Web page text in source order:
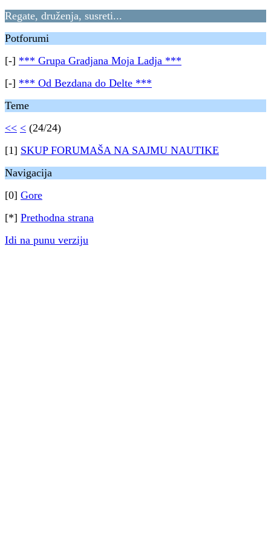
Regate, druženja, susreti...
Potforumi
[-] *** Grupa Gradjana Moja Ladja ***
[-] *** Od Bezdana do Delte ***
Teme
<< < (24/24)
[1] SKUP FORUMAŠA NA SAJMU NAUTIKE
Navigacija
[0] Gore
[*] Prethodna strana
Idi na punu verziju